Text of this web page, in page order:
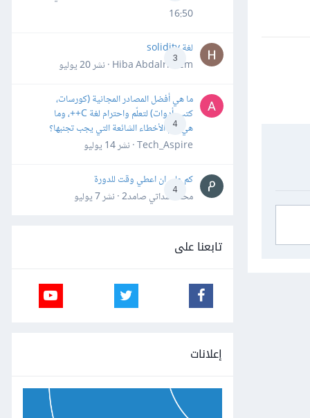
16:50
3
لغة solidity
Hiba Abdalrheem · نشر
20 يوليو
4
ما هي أفضل المصادر المجانية (كورسات،
كتب، أدوات) لتعلّم واحترام لغة C++، وما
هي أهم الأخطاء الشائعة التي يجب تجنبها؟
Tech_Aspire · نشر
14 يوليو
4
كم علي ان اعطي وقت للدورة
محمد سداتي صامد2 · نشر
7 يوليو
تابعنا على
إعلانات